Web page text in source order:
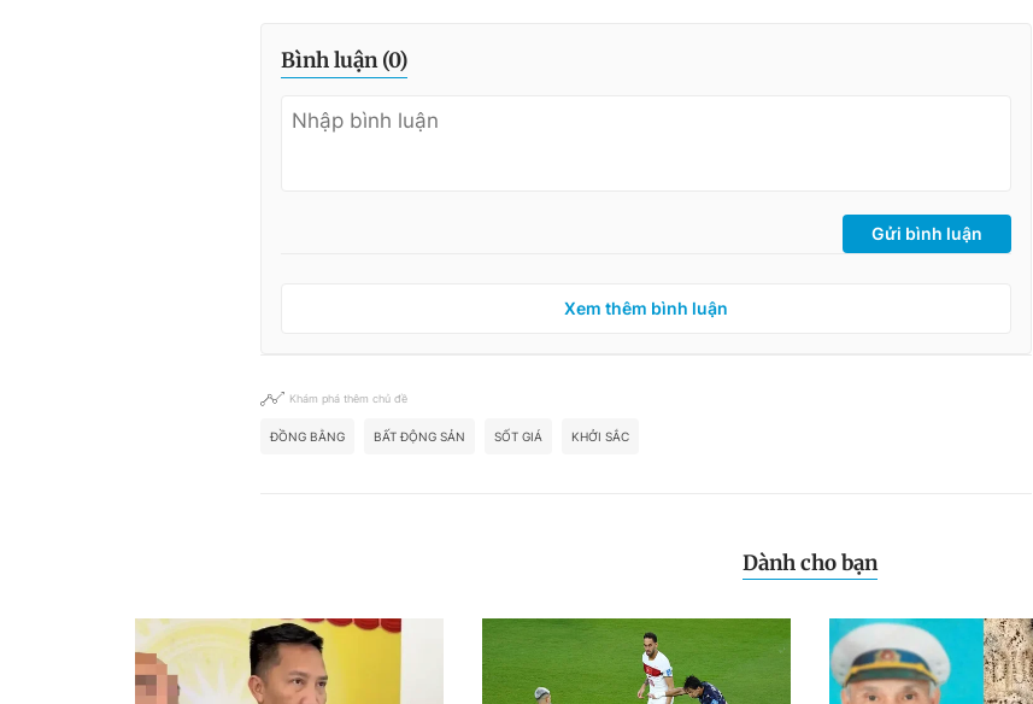
Bình luận (0)
Gửi bình luận
Xem thêm bình luận
Khám phá thêm chủ đề
ĐỒNG BẰNG BẤT ĐỘNG SẢN SỐT GIÁ KHỞI SẮC